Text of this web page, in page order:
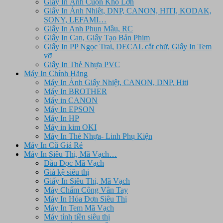
Giấy In Ảnh Nhiêt, DNP, CANON, HITI, KODAK,
SONY, LEFAMI…
Giấy In Anh Phun Mầu, RC
Giấy In Can, Giấy Tạo Bản Phim
Giấy In PP Ngọc Trai, DECAL cắt chữ, Giấy In Tem
vỡ
Giấy In Thẻ Nhựa PVC
Máy In Chính Hãng
Máy In Ảnh Giấy Nhiệt, CANON, DNP, Hiti
Máy In BROTHER
Máy in CANON
Máy In EPSON
Máy In HP
Máy in kim OKI
Máy In Thẻ Nhựa- Linh Phụ Kiện
Máy In Cũ Giá Rẻ
Máy In Siêu Thị, Mã Vạch…
Đầu Đọc Mã Vạch
Giá kệ siêu thị
Giấy In Siêu Thị, Mã Vạch
Máy Chấm Công Vân Tay
Máy In Hóa Đơn Siêu Thị
Máy In Tem Mã Vạch
Máy tính tiền siêu thị